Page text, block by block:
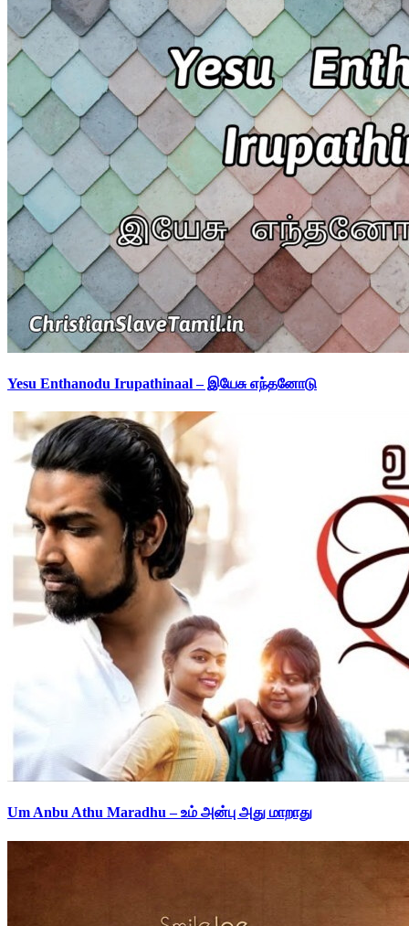
Yesu Enthanodu Irupathinaal – இயேசு எந்தனோடு
Um Anbu Athu Maradhu – உம் அன்பு அது மாறாது